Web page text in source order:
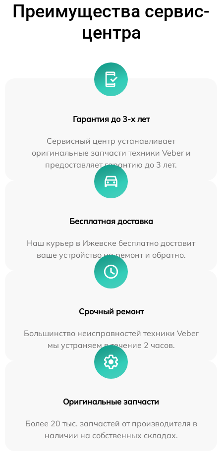
Преимущества сервис-
центра
Гарантия до 3-х лет
Сервисный центр устанавливает
оригинальные запчасти техники Veber и
предоставляет гарантию до 3 лет.
Бесплатная доставка
Наш курьер в Ижевске бесплатно доставит
ваше устройство на ремонт и обратно.
Срочный ремонт
Большинство неисправностей техники Veber
мы устраняем в течение 2 часов.
Оригинальные запчасти
Более 20 тыс. запчастей от производителя в
наличии на собственных складах.